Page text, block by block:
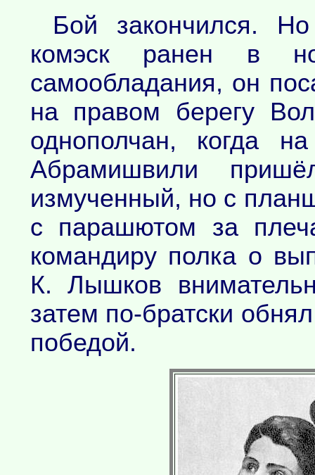
Бой закончился.
комэск ранен в
самообладания, он
на правом берегу
однополчан, когда
Абрамишвили
измученный, но с
с парашютом за
командиру полка о
К. Лышков
затем по-братски
победой.